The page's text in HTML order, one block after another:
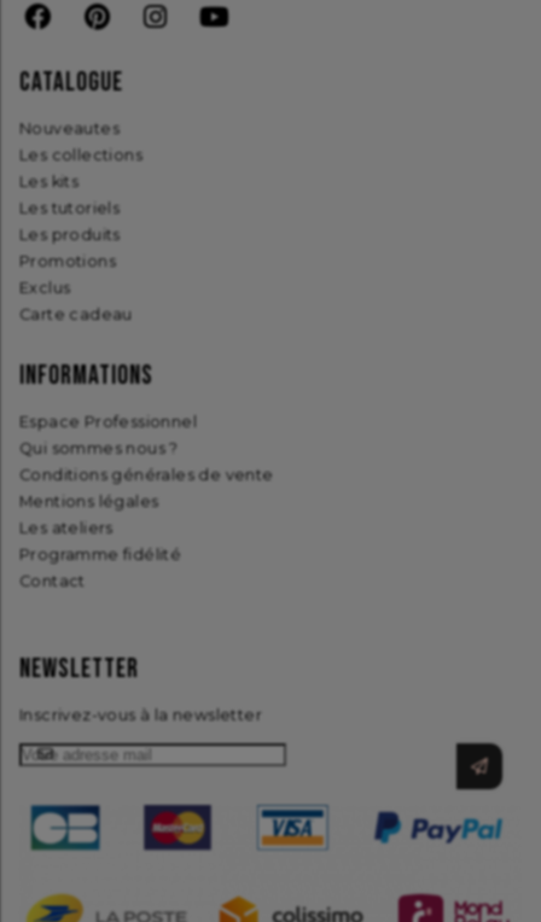
CATALOGUE
nouveautes
les collections
les kits
les tutoriels
les produits
promotions
exclus
carte cadeau
INFORMATIONS
Espace Professionnel
Qui sommes nous ?
Conditions générales de vente
Mentions légales
Les ateliers
Programme fidélité
Contact
NEWSLETTER
Inscrivez-vous à la newsletter